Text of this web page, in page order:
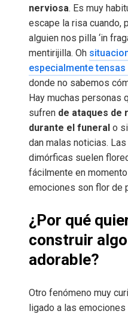
nerviosa. Es muy
escape la risa cuando,
alguien nos pilla ‘in
mentirijilla. Oh
especialmente
donde no sabemos
Hay muchas personas
sufren de ataques de
durante el funeral o
dan malas noticias.
dimórficas suelen
fácilmente en
emociones son flor de
¿Por qué
construir algo
adorable?
Otro fenómeno muy
ligado a las